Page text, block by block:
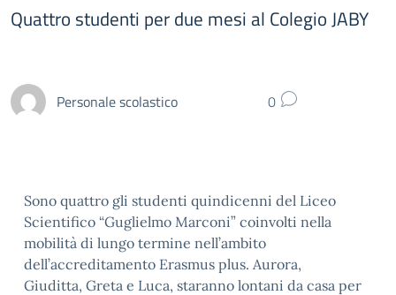
Quattro studenti per due mesi al Colegio JABY
Personale scolastico 0
Sono quattro gli studenti quindicenni del Liceo
Scientifico “Guglielmo Marconi” coinvolti nella
mobilità di lungo termine nell’ambito
dell’accreditamento Erasmus plus. Aurora,
Giuditta, Greta e Luca, staranno lontani da casa per